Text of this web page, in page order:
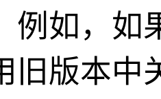
例如，如
旧版本中